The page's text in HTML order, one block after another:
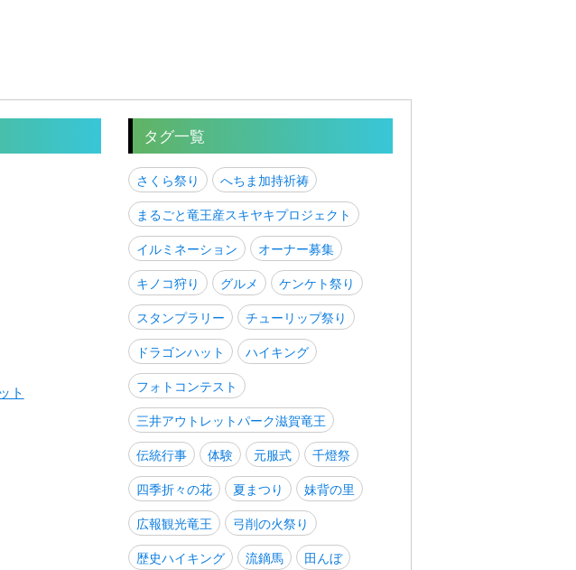
ト
タグ一覧
さくら祭り
へちま加持祈祷
まるごと竜王産スキヤキプロジェクト
イルミネーション
オーナー募集
キノコ狩り
グルメ
ケンケト祭り
スタンプラリー
チューリップ祭り
ドラゴンハット
ハイキング
フォトコンテスト
三井アウトレットパーク滋賀竜王
伝統行事
体験 元服式
千燈祭
四季折々の花
夏まつり
妹背の里
広報観光竜王
弓削の火祭り
歴史ハイキング
流鏑馬
田んぼ